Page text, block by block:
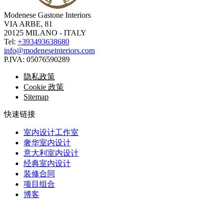
Modenese Gastone Interiors
VIA ARBE, 81
20125 MILANO - ITALY
Tel: +393493638680
info@modeneseinteriors.com
P.IVA: 05076590289
隐私政策
Cookie 政策
Sitemap
快速链接
室内设计工作室
奢华室内设计
意大利室内设计
经典室内设计
装修合同
项目组合
博客